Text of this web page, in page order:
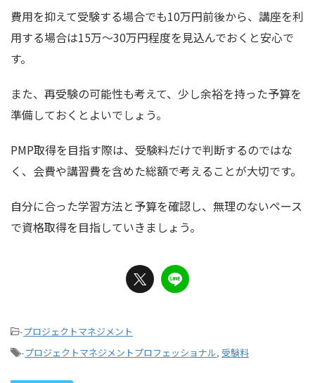
費用を抑えて受験する場合でも10万円前後から、講座を利
用する場合は15万〜30万円程度を見込んでおくと安心で
す。
また、再受験の可能性も考えて、少し余裕を持った予算を
準備しておくとよいでしょう。
PMP取得を目指す際は、受験料だけで判断するのではな
く、会費や講習費を含めた総額で考えることが大切です。
自分に合った学習方法と予算を確認し、無理のないペース
で資格取得を目指していきましょう。
-プロジェクトマネジメント
-プロジェクトマネジメントプロフェッショナル, 受験料